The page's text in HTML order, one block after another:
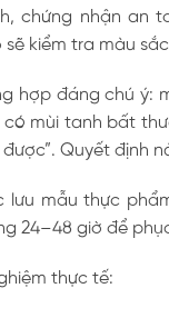
chứng nhận an
sẽ kiểm tra màu
hợp đáng chú ý:
mùi tanh bất
Quyết định
lưu mẫu thực
24–48 giờ để
thực tế: